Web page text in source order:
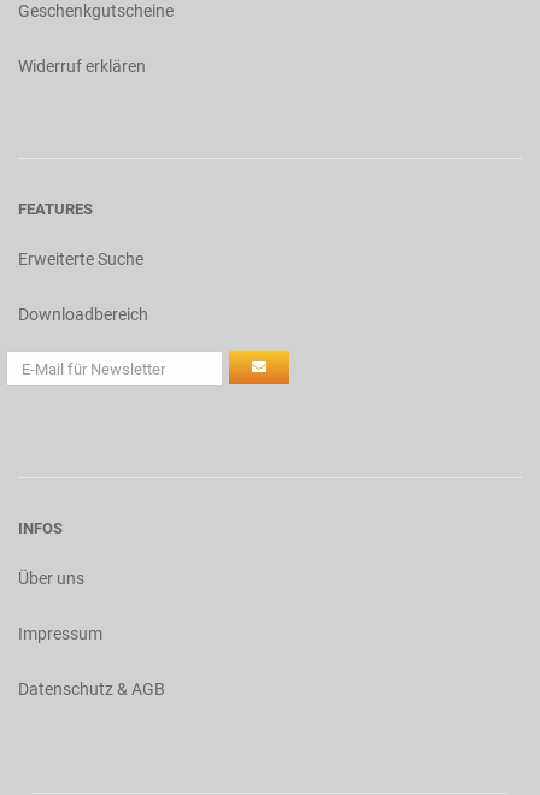
Geschenkgutscheine
Widerruf erklären
FEATURES
Erweiterte Suche
Downloadbereich
INFOS
Über uns
Impressum
Datenschutz & AGB